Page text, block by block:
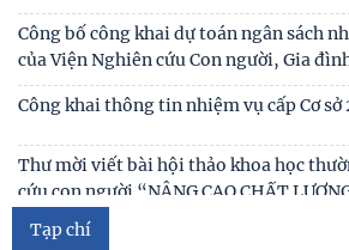
Công bố công khai dự toán ngân sách
của Viện Nghiên cứu Con người, Gia
Công khai thông tin nhiệm vụ cấp Cơ sở
Thư mời viết bài hội thảo khoa học
cứu con người “NÂNG CAO CHẤT
Thông báo triệu tập thí sinh đủ điều
Tạp chí